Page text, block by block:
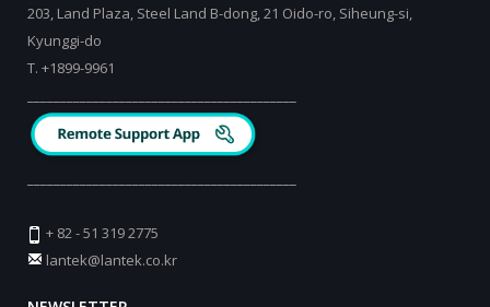
203, Land Plaza, Steel Land B-dong, 21 Oido-ro, Siheung-si,
Kyunggi-do
T. +1899-9961
+ 82 - 51 319 2775
lantek@lantek.co.kr